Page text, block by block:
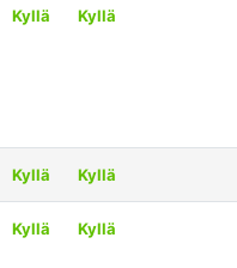
Kyllä Kyllä
Kyllä Kyllä
Kyllä Kyllä